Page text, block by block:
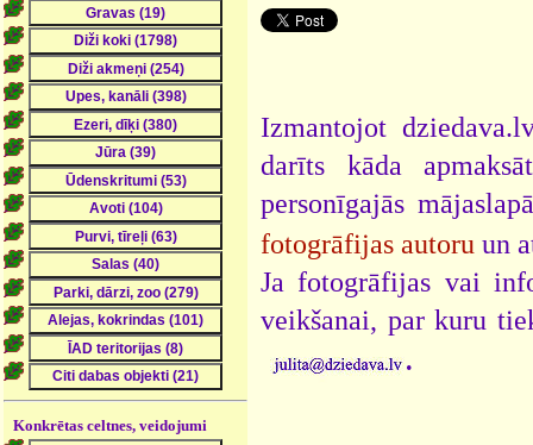
Konkrētas celtnes, veidojumi
Izmantojot
darīts kāda
personīgajās
fotogrāfijas autoru un
Ja fotogrāfijas vai
veikšanai, par kuru
.